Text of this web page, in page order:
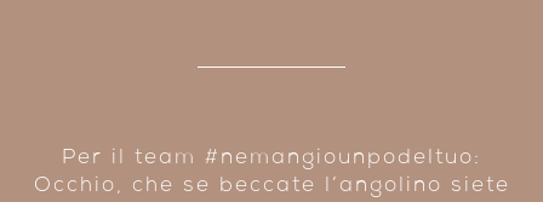
Per il team #nemangiounpodeltuo:
Occhio, che se beccate l’angolino siete